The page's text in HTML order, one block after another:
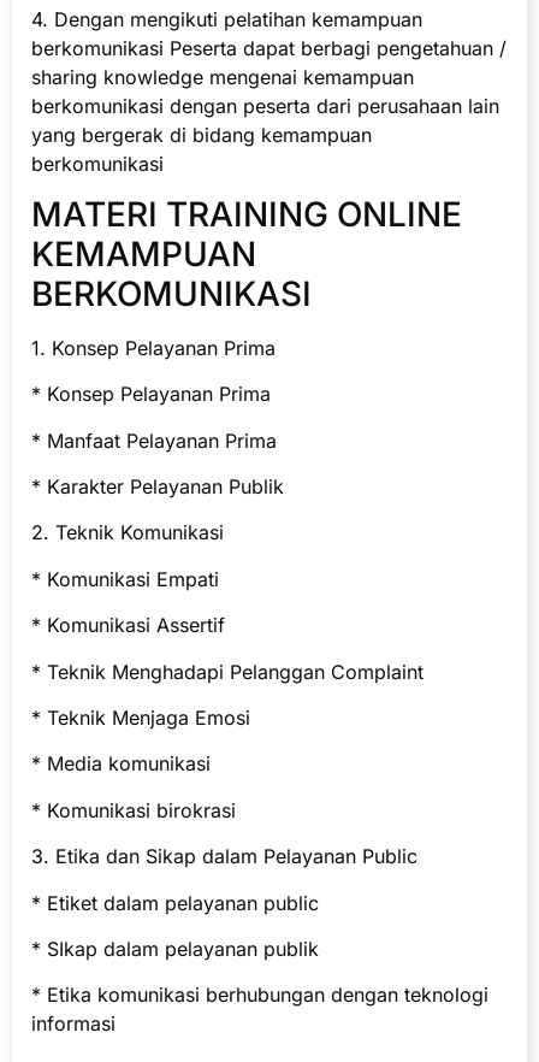
4. Dengan mengikuti pelatihan kemampuan
berkomunikasi Peserta dapat berbagi pengetahuan /
sharing knowledge mengenai kemampuan
berkomunikasi dengan peserta dari perusahaan lain
yang bergerak di bidang kemampuan
berkomunikasi
MATERI TRAINING ONLINE
KEMAMPUAN
BERKOMUNIKASI
1. Konsep Pelayanan Prima
* Konsep Pelayanan Prima
* Manfaat Pelayanan Prima
* Karakter Pelayanan Publik
2. Teknik Komunikasi
* Komunikasi Empati
* Komunikasi Assertif
* Teknik Menghadapi Pelanggan Complaint
* Teknik Menjaga Emosi
* Media komunikasi
* Komunikasi birokrasi
3. Etika dan Sikap dalam Pelayanan Public
* Etiket dalam pelayanan public
* SIkap dalam pelayanan publik
* Etika komunikasi berhubungan dengan teknologi
informasi